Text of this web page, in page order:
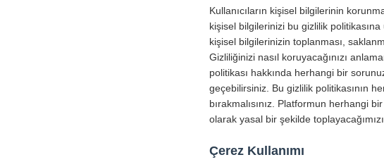
Kullanıcıların kişisel bilgilerinin
kişisel bilgilerinizi bu gizlilik
kişisel bilgilerinizin toplanması,
Gizliliğinizi nasıl koruyacağınızı
politikası hakkında herhangi bir
geçebilirsiniz. Bu gizlilik politikasının
bırakmalısınız. Platformun herhangi
olarak yasal bir şekilde
Çerez Kullanımı